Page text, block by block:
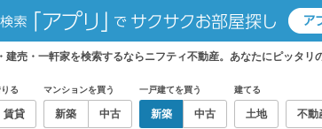
建売・一軒家を検索するならニフティ不動産。あなたにピッタリ
る
賃貸
マンションを買う
新築 中古
一戸建てを買う
新築 中古
建てる
土地 不動